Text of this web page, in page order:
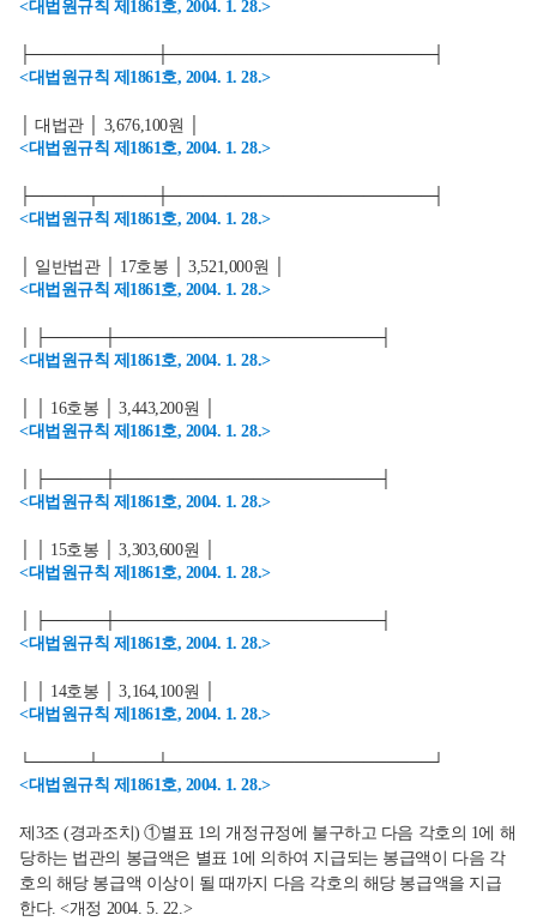
<대법원규칙 제1861호, 2004. 1. 28.>
├───────────┼───────────────────────┤
<대법원규칙 제1861호, 2004. 1. 28.>
│ 대법관 │ 3,676,100원 │
<대법원규칙 제1861호, 2004. 1. 28.>
├─────┬─────┼───────────────────────┤
<대법원규칙 제1861호, 2004. 1. 28.>
│ 일반법관 │ 17호봉 │ 3,521,000원 │
<대법원규칙 제1861호, 2004. 1. 28.>
│ ├─────┼───────────────────────┤
<대법원규칙 제1861호, 2004. 1. 28.>
│ │ 16호봉 │ 3,443,200원 │
<대법원규칙 제1861호, 2004. 1. 28.>
│ ├─────┼───────────────────────┤
<대법원규칙 제1861호, 2004. 1. 28.>
│ │ 15호봉 │ 3,303,600원 │
<대법원규칙 제1861호, 2004. 1. 28.>
│ ├─────┼───────────────────────┤
<대법원규칙 제1861호, 2004. 1. 28.>
│ │ 14호봉 │ 3,164,100원 │
<대법원규칙 제1861호, 2004. 1. 28.>
└─────┴─────┴───────────────────────┘
<대법원규칙 제1861호, 2004. 1. 28.>
제3조 (경과조치) ①별표 1의 개정규정에 불구하고 다음 각호의 1에 해
당하는 법관의 봉급액은 별표 1에 의하여 지급되는 봉급액이 다음 각
호의 해당 봉급액 이상이 될 때까지 다음 각호의 해당 봉급액을 지급
한다. <개정 2004. 5. 22.>